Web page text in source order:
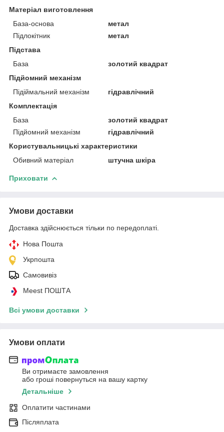
Матеріал виготовлення
База-основа
метал
Підлокітник
метал
Підстава
База
золотий квадрат
Підйомний механізм
Підіймальний механізм
гідравлічний
Комплектація
База
золотий квадрат
Підйомний механізм
гідравлічний
Користувальницькі характеристики
Обивний матеріал
штучна шкіра
Приховати
Умови доставки
Доставка здійснюється тільки по передоплаті.
Нова Пошта
Укрпошта
Самовивіз
Meest ПОШТА
Всі умови доставки
Умови оплати
Ви отримаєте замовлення
або гроші повернуться на вашу картку
Детальніше
Оплатити частинами
Післяплата